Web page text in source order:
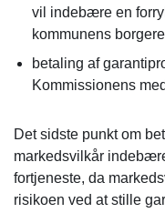
vil indebære en
kommunens borgere
betaling af
Kommissionens
Det sidste punkt om
markedsvilkår
fortjeneste, da
risikoen ved at stille